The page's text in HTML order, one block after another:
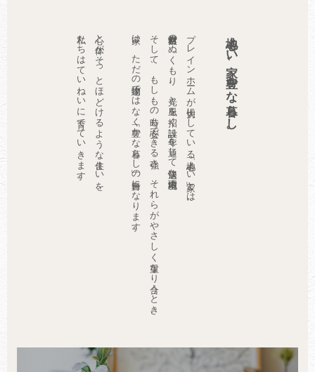
心地よい家、豊かな暮らし。
プレインホームが大切にしている「心地よい家」とは、
自然素材のぬくもり、光と風を招く設計、一年を通して快適な室内環境、
そして、もしもの時も安心できる強さ。それらがやさしく重なり合うとき、
家は、ただの建物ではなく「豊かな暮らし」の舞台になります。
心と体がそっとほどけるような住まいを、
私たちはていねいに育てていきます。